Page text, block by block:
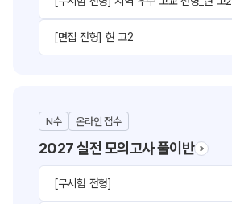
[면접 전형] 현 고2
N수 온라인 접수
2027 실전 모의고사 풀이반
[무시험 전형]